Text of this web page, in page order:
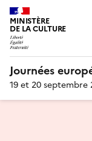
MINISTÈRE
DE LA CULTURE
Journées
19 et 20 septembre